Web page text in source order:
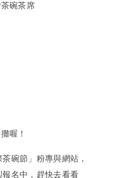
碗茶席
喔！
碗節」粉專與網站，
名中，趕快去看看